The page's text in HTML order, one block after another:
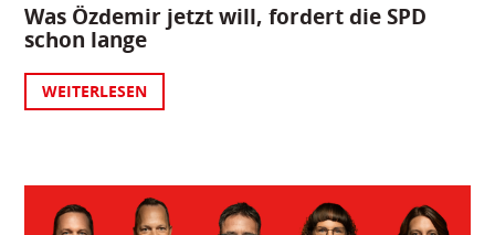
Was Özdemir jetzt will, fordert die SPD
schon lange
WEITERLESEN